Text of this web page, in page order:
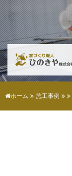
ホーム 施工事例